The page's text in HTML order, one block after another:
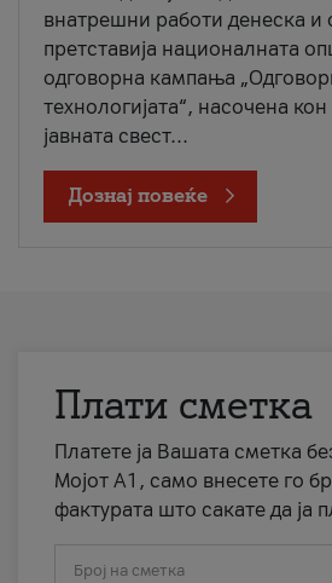
внатрешни работи денеска и
претставија националната
одговорна кампања
технологијата“, насочена
јавната свест...
Дознај повеќе
Плати сметка
Платете ја Вашата сметка
Мојот А1, само внесете го
фактурата што сакате да ја
Број на сметка